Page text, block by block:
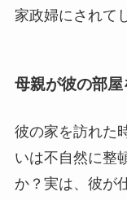
家政婦にされて
母親が彼の部
彼の家を訪れた
いは不自然に整
か？実は、彼が